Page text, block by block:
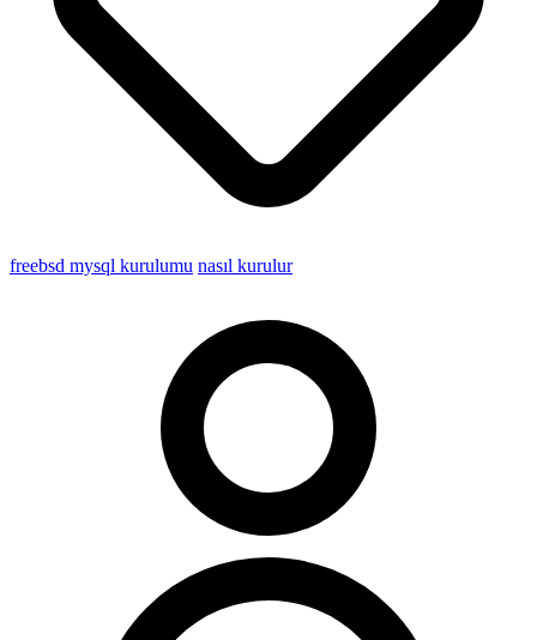
freebsd mysql kurulumu nasıl kurulur